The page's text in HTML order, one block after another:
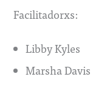
Facilitadorxs:
Libby Kyles
Marsha Davis